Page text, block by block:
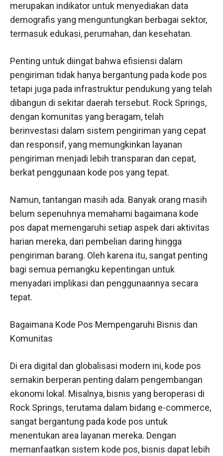
merupakan indikator untuk menyediakan data
demografis yang menguntungkan berbagai sektor,
termasuk edukasi, perumahan, dan kesehatan.
Penting untuk diingat bahwa efisiensi dalam
pengiriman tidak hanya bergantung pada kode pos
tetapi juga pada infrastruktur pendukung yang telah
dibangun di sekitar daerah tersebut. Rock Springs,
dengan komunitas yang beragam, telah
berinvestasi dalam sistem pengiriman yang cepat
dan responsif, yang memungkinkan layanan
pengiriman menjadi lebih transparan dan cepat,
berkat penggunaan kode pos yang tepat.
Namun, tantangan masih ada. Banyak orang masih
belum sepenuhnya memahami bagaimana kode
pos dapat memengaruhi setiap aspek dari aktivitas
harian mereka, dari pembelian daring hingga
pengiriman barang. Oleh karena itu, sangat penting
bagi semua pemangku kepentingan untuk
menyadari implikasi dan penggunaannya secara
tepat.
Bagaimana Kode Pos Mempengaruhi Bisnis dan
Komunitas
Di era digital dan globalisasi modern ini, kode pos
semakin berperan penting dalam pengembangan
ekonomi lokal. Misalnya, bisnis yang beroperasi di
Rock Springs, terutama dalam bidang e-commerce,
sangat bergantung pada kode pos untuk
menentukan area layanan mereka. Dengan
memanfaatkan sistem kode pos, bisnis dapat lebih